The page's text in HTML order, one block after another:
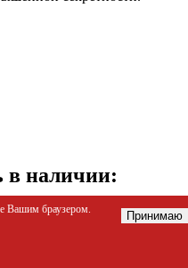
в наличии:
Вашим браузером.
Принимаю